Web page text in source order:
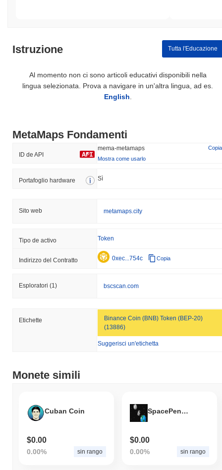
Istruzione Tutta l'Educazione
Al momento non ci sono articoli educativi disponibili nella
lingua selezionata. Prova a navigare in un'altra lingua, ad es.
English
MetaMaps Fondamenti
ID de API
mema-metamaps
Copia
Mostra come usarlo
Portafoglio hardware Sì
Sito web metamaps.city
Tipo de activo Token
Indirizzo del Contratto 0xec...754c Copia
Esploratori (1) bscscan.com
Etichette
Binance Coin (BNB) Token (BEP-20)
(13886)
Suggerisci un'etichetta
Monete simili
Cuban Coin
$0.00
0.00% sin rango
SpacePenguin
$0.00
0.00% sin rango